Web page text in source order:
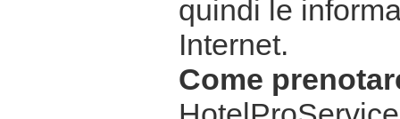
quindi le
Internet.
Come